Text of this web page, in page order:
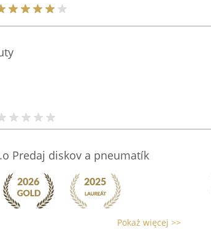
Predaj diskov a pneumatík
Pokaż więcej >>